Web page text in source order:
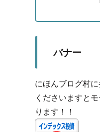
バナー
にほんブログ村
くださいますと
ります！！